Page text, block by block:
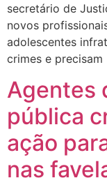
secretário de
novos
adolescentes
crimes e
Agentes
pública
ação
nas